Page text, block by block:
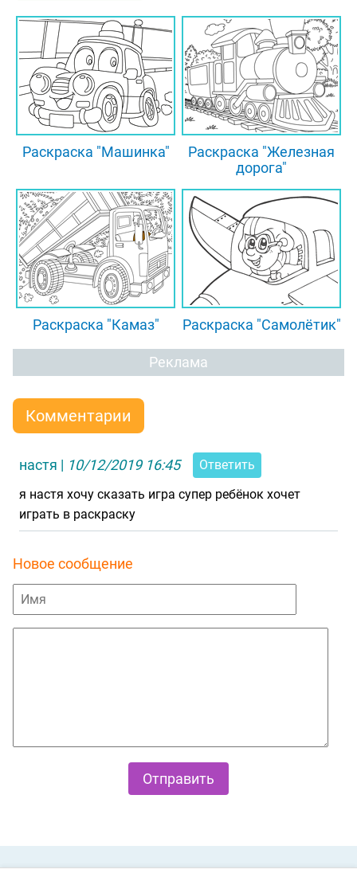
Раскраска "Машинка"
Раскраска "Железная
дорога"
Раскраска "Камаз" Раскраска "Самолётик"
Реклама
Комментарии
настя | 10/12/2019 16:45
Ответить
я настя хочу сказать игра супер ребёнок хочет
играть в раскраску
Новое сообщение